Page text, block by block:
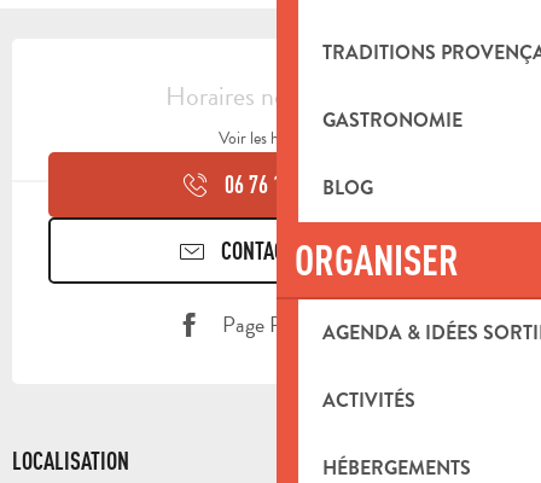
TRADITIONS
GASTRONOMIE
BLOG
ORGANISER
AGENDA & IDÉES
ACTIVITÉS
HÉBERGEMENTS
OUVERTURE ET COORDONNÉES
Horaires non définis
Voir les horaires
06 76 15 80▒▒
CONTACTEZ-NOUS
Page Facebook
LOCALISATION